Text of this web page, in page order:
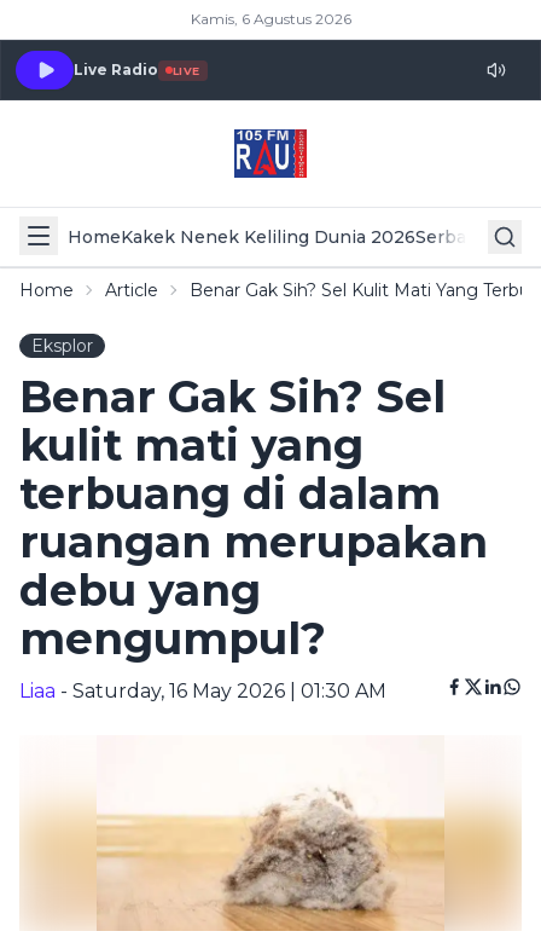
Kamis, 6 Agustus 2026
Live Radio LIVE
HomeKakek Nenek Keliling Dunia 2026Serba Serbi
Home Article Benar Gak Sih? Sel Kulit Mati Yang
Eksplor
Benar Gak Sih? Sel
kulit mati yang
terbuang di dalam
ruangan merupakan
debu yang
mengumpul?
Liaa - Saturday, 16 May 2026 | 01:30 AM